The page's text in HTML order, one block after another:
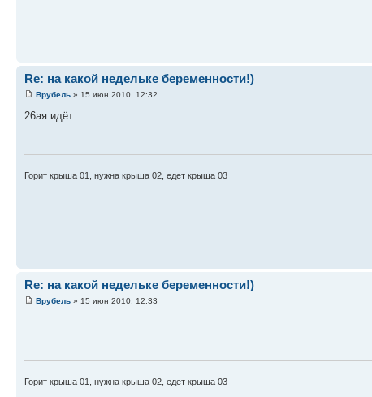
Re: на какой недельке беременности!)
Врубель » 15 июн 2010, 12:32
26ая идёт
Горит крыша 01, нужна крыша 02, едет крыша 03
Re: на какой недельке беременности!)
Врубель » 15 июн 2010, 12:33
Горит крыша 01, нужна крыша 02, едет крыша 03